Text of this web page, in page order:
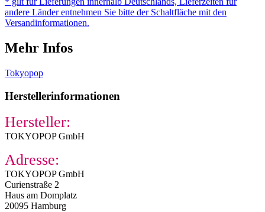
andere Länder entnehmen Sie bitte der Schaltfläche mit den
Versandinformationen.
Mehr Infos
Tokyopop
Herstellerinformationen
Hersteller:
TOKYOPOP GmbH
Adresse:
TOKYOPOP GmbH
Curienstraße 2
Haus am Domplatz
20095 Hamburg